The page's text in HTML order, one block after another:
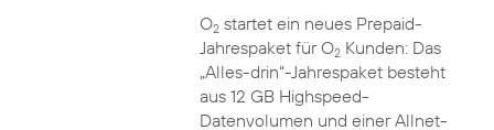
O2startet ein neues Prepaid-
Jahrespaket für O2Kunden: Das
„Alles-drin“-Jahrespaket besteht
aus 12 GB Highspeed-
Datenvolumen und einer Allnet-